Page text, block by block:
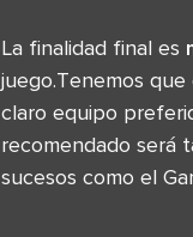
La finalidad final es
juego.Tenemos
claro equipo
recomendado será
sucesos como el